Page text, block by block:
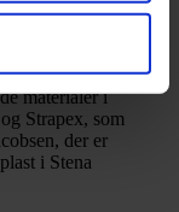
der være
marked.
europæiske
materialer i
Strapex, som
der er
i Stena